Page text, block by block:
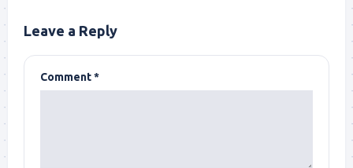
Leave a Reply
Comment*